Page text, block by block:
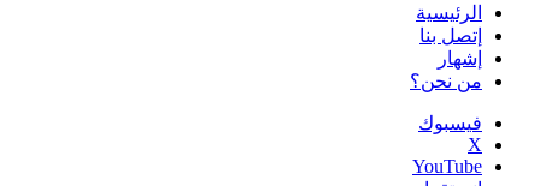
الرئيسية
إتصل بنا
إشهار
من نحن؟
فيسبوك
‫X
‫YouTube